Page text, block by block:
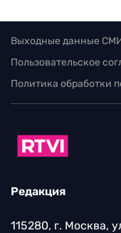
Выходные данные СМИ
Пользовательское
Политика обработки
Редакция
115280, г. Москва,